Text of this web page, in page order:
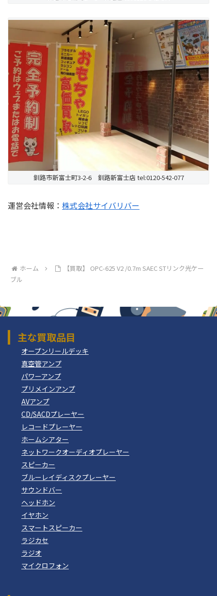
釧路市新富士町3-2-6 釧路新富士店 tel:0120-542-077
運営会社情報： 株式会社サイバリバー
ホーム
【買取】 OPC-625 V2 /0.7m SAEC STリンク光ケー
ブル
主な買取品目
オープンリールデッキ
真空管アンプ
パワーアンプ
プリメインアンプ
AVアンプ
CD/SACDプレーヤー
レコードプレーヤー
ホームシアター
ネットワークオーディオプレーヤー
スピーカー
ブルーレイディスクプレーヤー
サウンドバー
ヘッドホン
イヤホン
スマートスピーカー
ラジカセ
ラジオ
マイクロフォン